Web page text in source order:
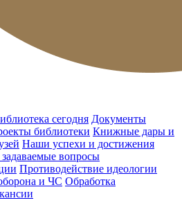
сегодня Документы
библиотеки Книжные дары и
Наши успехи и достижения
задаваемые вопросы
Противодействие идеологии
и ЧС Обработка